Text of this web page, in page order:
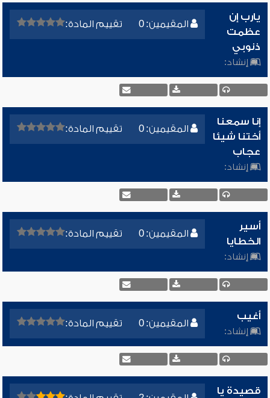
المقيمين: 0 تقييم المادة:
يارب إن
عظمت
ذنوبي
إنشاد:
المقيمين: 0 تقييم المادة:
إنا سمعنا
أختنا شيئا
عجاب
إنشاد:
المقيمين: 0 تقييم المادة:
أسير
الخطايا
إنشاد:
المقيمين: 0 تقييم المادة:
أغيب
إنشاد:
قصيدة يا